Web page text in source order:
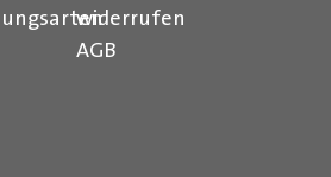
widerrufen
AGB